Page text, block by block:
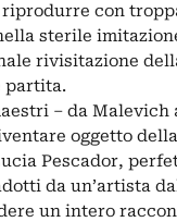
con
sterile
rivisitazione
partita.
– da Malevich
oggetto
Pescador,
da un’artista
un intero